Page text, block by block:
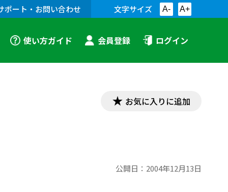
ポート・お問い合わせ 文字サイズ A- A+
使い方ガイド 会員登録 ログイン
お気に入りに追加
公開日： 2004年12月13日